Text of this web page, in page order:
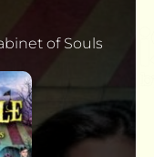
of Souls